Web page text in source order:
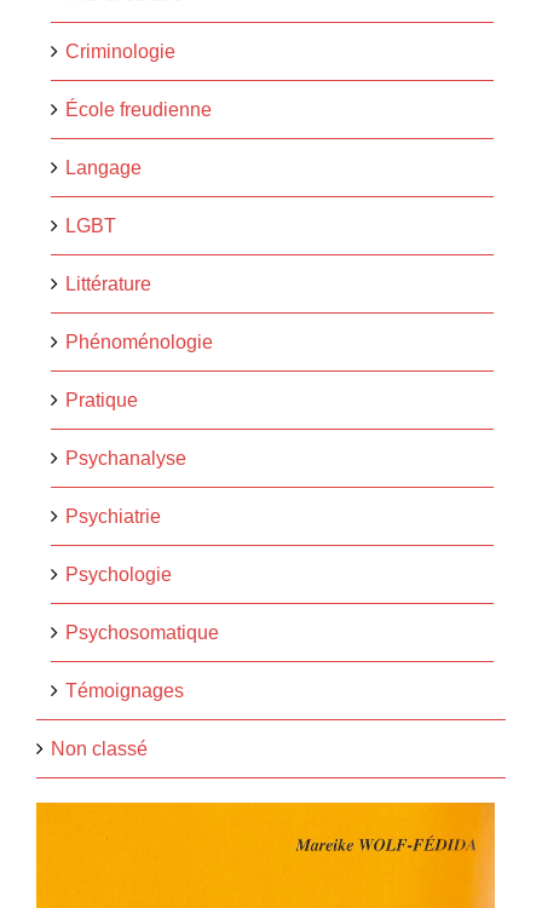
Criminologie
École freudienne
Langage
LGBT
Littérature
Phénoménologie
Pratique
Psychanalyse
Psychiatrie
Psychologie
Psychosomatique
Témoignages
Non classé